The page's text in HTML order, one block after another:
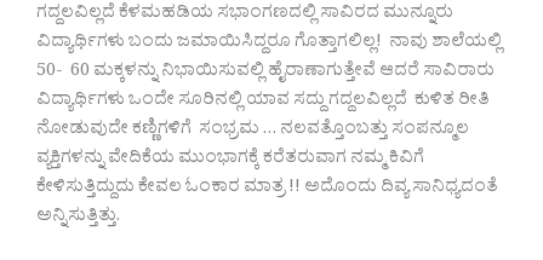
ಗದ್ದಲವಿಲ್ಲದೆ ಕೆಳಮಹಡಿಯ ಸಭಾಂಗಣದಲ್ಲಿ ಸಾವಿರದ ಮುನ್ನೂರು
ವಿದ್ಯಾರ್ಥಿಗಳು ಬಂದು ಜಮಾಯಿಸಿದ್ದರೂ ಗೊತ್ತಾಗಲಿಲ್ಲ! ನಾವು ಶಾಲೆಯಲ್ಲಿ
50- 60 ಮಕ್ಕಳನ್ನು ನಿಭಾಯಿಸುವಲ್ಲಿ ಹೈರಾಣಾಗುತ್ತೇವೆ ಆದರೆ ಸಾವಿರಾರು
ವಿದ್ಯಾರ್ಥಿಗಳು ಒಂದೇ ಸೂರಿನಲ್ಲಿ ಯಾವ ಸದ್ದು ಗದ್ದಲವಿಲ್ಲದೆ ಕುಳಿತ ರೀತಿ
ನೋಡುವುದೇ ಕಣ್ಣಿಗಳಿಗೆ ಸಂಭ್ರಮ … ನಲವತ್ತೊಂಬತ್ತು ಸಂಪನ್ಮೂಲ
ವ್ಯಕ್ತಿಗಳನ್ನು ವೇದಿಕೆಯ ಮುಂಭಾಗಕ್ಕೆ ಕರೆತರುವಾಗ ನಮ್ಮ ಕಿವಿಗೆ
ಕೇಳಿಸುತ್ತಿದ್ದುದು ಕೇವಲ ಓಂಕಾರ ಮಾತ್ರ !! ಅದೊಂದು ದಿವ್ಯ ಸಾನಿಧ್ಯದಂತೆ
ಅನ್ನಿಸುತ್ತಿತ್ತು.